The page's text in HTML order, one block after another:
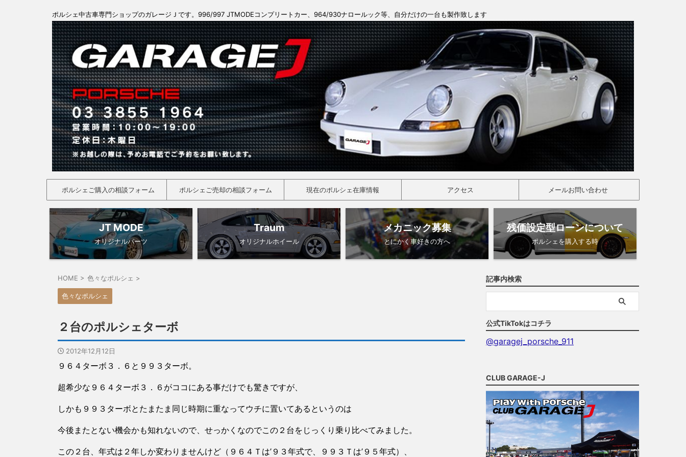
ポルシェ中古車専門ショップのガレージＪです。996/997 JTMODEコンプリートカー、964/930ナロールック等、自分だけの一台も製作致します
ポルシェご購入の相談フォーム ポルシェご売却の相談フォーム 現在のポルシェ在庫情報 アクセス メールお問い合わせ
JT MODE
オリジナルパーツ
Traum
オリジナルホイール
メカニック募集
とにかく車好きの方へ
残価設定型ローンについて
ポルシェを購入する時
HOME > 色々なポルシェ >
色々なポルシェ
２台のポルシェターボ
2012年12月12日
９６４ターボ３．６と９９３ターボ。
超希少な９６４ターボ３．６がココにある事だけでも驚きですが、
しかも９９３ターボとたまたま同じ時期に重なってウチに置いてあるというのは
今後またとない機会かも知れないので、せっかくなのでこの２台をじっくり乗り比べてみました。
この２台、年式は２年しか変わりませんけど（９６４Ｔは’９３年式で、９９３Ｔは’９５年式）、
記事内検索
公式TikTokはコチラ
@garagej_porsche_911
CLUB GARAGE-J